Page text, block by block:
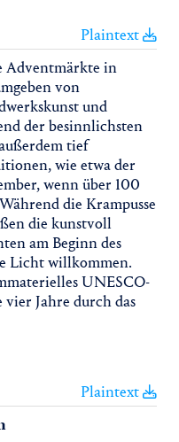
Plaintext
Adventmärkte in
von
und
der besinnlichsten
tief
wie etwa der
wenn über 100
die Krampusse
die kunstvoll
am Beginn des
Licht willkommen.
UNESCO-
Jahre durch das
Plaintext